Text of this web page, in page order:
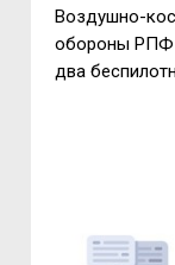
Воздушно-
обороны РПФ
два